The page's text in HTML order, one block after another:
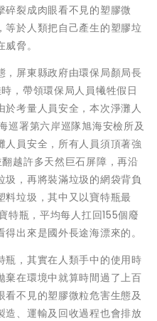
碎裂成肉眼看不見的塑膠微
於人類把自己產生的塑膠垃
脅。
，屏東縣政府由環保局顏局長
，帶領環保局人員犧牲假日
考量人員安全，本次淨灘人
巡署第六岸巡隊旭海安檢所及
員安全，所有人員須頂著強
越許多天然巨石屏障，再沿
，再將裝滿垃圾的網袋背負
料垃圾，其中又以寶特瓶最
特瓶，平均每人扛回155個廢
出來是國外長途海漂來的。
瓶，其實在人類手中的使用時
棄在環境中就算時間過了上百
不見的塑膠微粒危害生態及
造、運輸及回收過程也會排放